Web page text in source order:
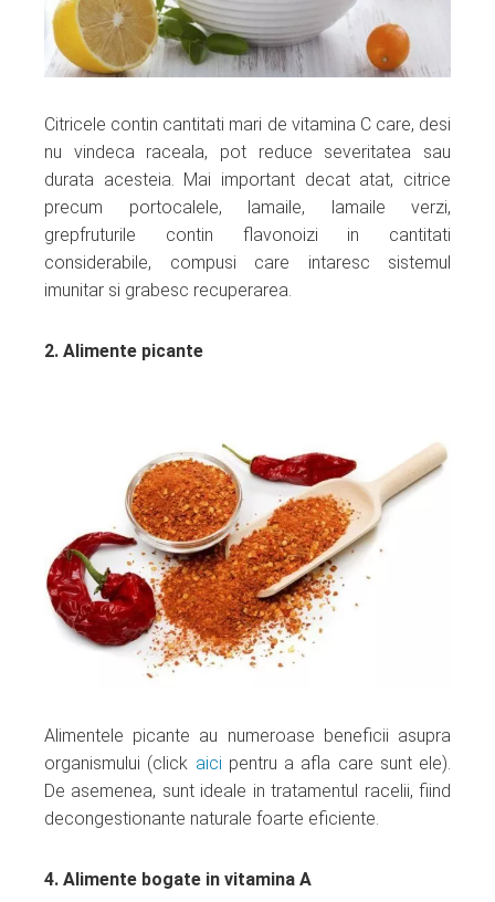
Citricele contin cantitati mari de vitamina C care, desi
nu vindeca raceala, pot reduce severitatea sau
durata acesteia. Mai important decat atat, citrice
precum portocalele, lamaile, lamaile verzi,
grepfruturile contin flavonoizi in cantitati
considerabile, compusi care intaresc sistemul
imunitar si grabesc recuperarea.
2. Alimente picante
Alimentele picante au numeroase beneficii asupra
organismului (click aici pentru a afla care sunt ele).
De asemenea, sunt ideale in tratamentul racelii, fiind
decongestionante naturale foarte eficiente.
4. Alimente bogate in vitamina A